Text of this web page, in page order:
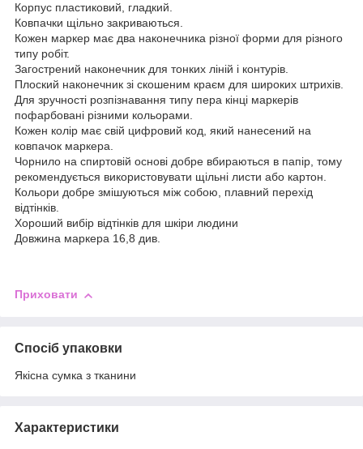
Корпус пластиковий, гладкий.
Ковпачки щільно закриваються.
Кожен маркер має два наконечника різної форми для різного
типу робіт.
Загострений наконечник для тонких ліній і контурів.
Плоский наконечник зі скошеним краєм для широких штрихів.
Для зручності розпізнавання типу пера кінці маркерів
пофарбовані різними кольорами.
Кожен колір має свій цифровий код, який нанесений на
ковпачок маркера.
Чорнило на спиртовій основі добре вбираються в папір, тому
рекомендується використовувати щільні листи або картон.
Кольори добре змішуються між собою, плавний перехід
відтінків.
Хороший вибір відтінків для шкіри людини
Довжина маркера 16,8 див.
Приховати
Спосіб упаковки
Якісна сумка з тканини
Характеристики